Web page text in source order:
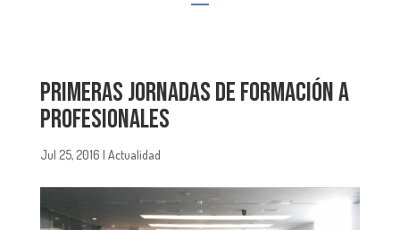
PRIMERAS JORNADAS DE FORMACIÓN A
PROFESIONALES
Jul 25, 2016 | Actualidad